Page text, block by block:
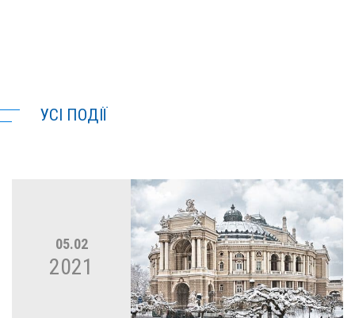
УСІ ПОДІЇ
05.02
2021